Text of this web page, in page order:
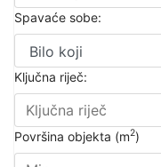
Spavaće sobe:
Ključna riječ:
Površina objekta (m2)